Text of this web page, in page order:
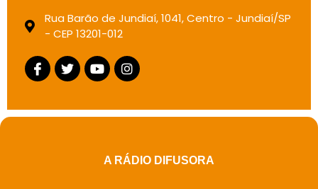
Rua Barão de Jundiaí, 1041, Centro - Jundiaí/SP
- CEP 13201-012
A RÁDIO DIFUSORA